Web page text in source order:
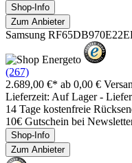
Shop-Info
Zum Anbieter
Samsung
(267)
2.689,00 €* ab 0,00 €
Lieferzeit: Auf Lager -
14 Tage kostenfreie
10€ Gutschein bei
Shop-Info
Zum Anbieter